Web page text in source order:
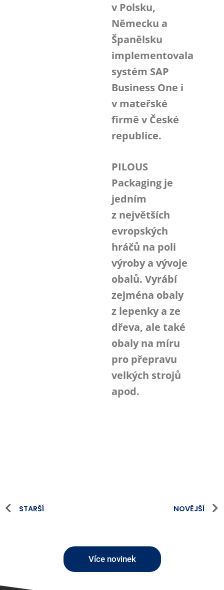
v Polsku,
Německu a
Španělsku
implementovala
systém SAP
Business One i
v mateřské
firmě v České
republice.
PILOUS
Packaging je
jedním
z největších
evropských
hráčů na poli
výroby a vývoje
obalů. Vyrábí
zejména obaly
z lepenky a ze
dřeva, ale také
obaly na míru
pro přepravu
velkých strojů
apod.
STARŠÍ NOVĚJŠÍ
Více novinek